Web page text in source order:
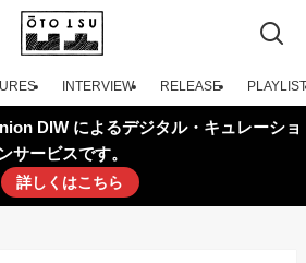
INTERVIEW RELEASE PLAYLIST
DIW によるデジタル・キュレーショ
サービスです。
詳しくはこちら